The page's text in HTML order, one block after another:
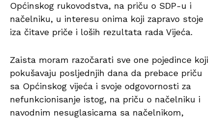
Općinskog rukovodstva, na priču o SDP-u i
načelniku, u interesu onima koji zapravo stoje
iza čitave priče i loših rezultata rada Vijeća.
Zaista moram razočarati sve one pojedince koji
pokušavaju posljednjih dana da prebace priču
sa Općinskog vijeća i svoje odgovornosti za
nefunkcionisanje istog, na priču o načelniku i
navodnim nesuglasicama sa načelnikom,